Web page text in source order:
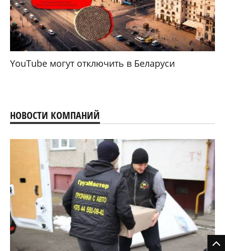
YouTube могут отключить в Беларуси
НОВОСТИ КОМПАНИЙ